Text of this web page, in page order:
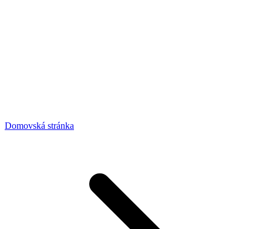
Domovská stránka